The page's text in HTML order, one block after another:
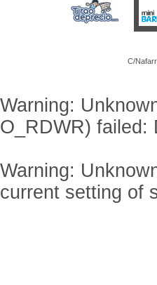
C/
Warning:
O_RDWR)
Warning:
current setting of